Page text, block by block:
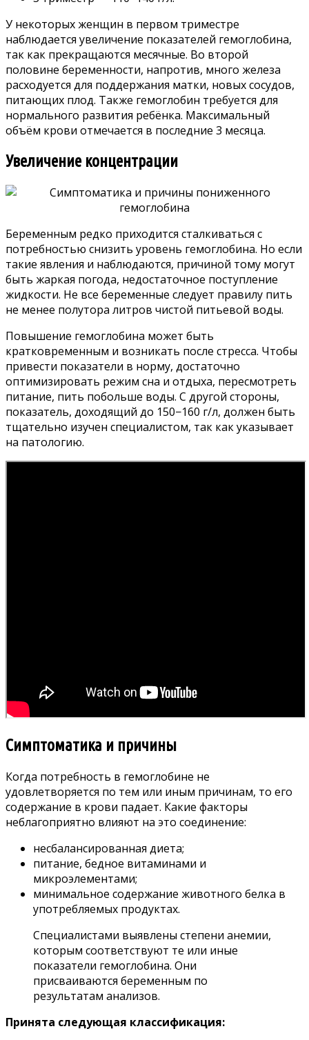
У некоторых женщин в первом триместре
наблюдается увеличение показателей гемоглобина,
так как прекращаются месячные. Во второй
половине беременности, напротив, много железа
расходуется для поддержания матки, новых сосудов,
питающих плод. Также гемоглобин требуется для
нормального развития ребёнка. Максимальный
объём крови отмечается в последние 3 месяца.
Увеличение концентрации
Беременным редко приходится сталкиваться с
потребностью снизить уровень гемоглобина. Но если
такие явления и наблюдаются, причиной тому могут
быть жаркая погода, недостаточное поступление
жидкости. Не все беременные следует правилу пить
не менее полутора литров чистой питьевой воды.
Повышение гемоглобина может быть
кратковременным и возникать после стресса. Чтобы
привести показатели в норму, достаточно
оптимизировать режим сна и отдыха, пересмотреть
питание, пить побольше воды. С другой стороны,
показатель, доходящий до 150−160 г/л, должен быть
тщательно изучен специалистом, так как указывает
на патологию.
Симптоматика и причины
Когда потребность в гемоглобине не
удовлетворяется по тем или иным причинам, то его
содержание в крови падает. Какие факторы
неблагоприятно влияют на это соединение:
несбалансированная диета;
питание, бедное витаминами и
микроэлементами;
минимальное содержание животного белка в
употребляемых продуктах.
Специалистами выявлены степени анемии,
которым соответствуют те или иные
показатели гемоглобина. Они
присваиваются беременным по
результатам анализов.
Принята следующая классификация: